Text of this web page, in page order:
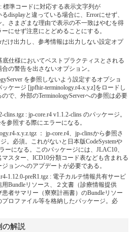
: 標準コードに対応する表示文字列が
displayと違っている場合に、Errorにせず、
さまざまな理由で表示の不一致はやむを得
にせず注意にとどめることにする。
だけ出力し、参考情報は出力しない設定オプ
底仕様においてベストプラクティスとされる
の警告を出さないオプション。
を参照しないよう設定するオプショ
ケージ [jpfhir-terminology.r4-x.y.z]をロードし
で、外部のTerminologyServerへの参照は必要
clins.tgz : jp-core.r4 v1.1.2-clins のパッケージ。
参照する際にエラーになる。
x.y.z.tgz ： jp-core.r4、jp-clinsから参照さ
。必須。これがないと日本版CodeSystemや
ーになる。このパッケージには、JLAC10、
スター、ICD10分類コード表なども含まれる
ョンへのアプデートが必要である。
1.12.0-preR1.tgz : 電子カルテ情報共有サービ
Bundleリソース、２文書（診療情報提供
者サマリー（寮寮計画書）のBundleリソー
プロファイル等を格納したパッケージ。必
の解説